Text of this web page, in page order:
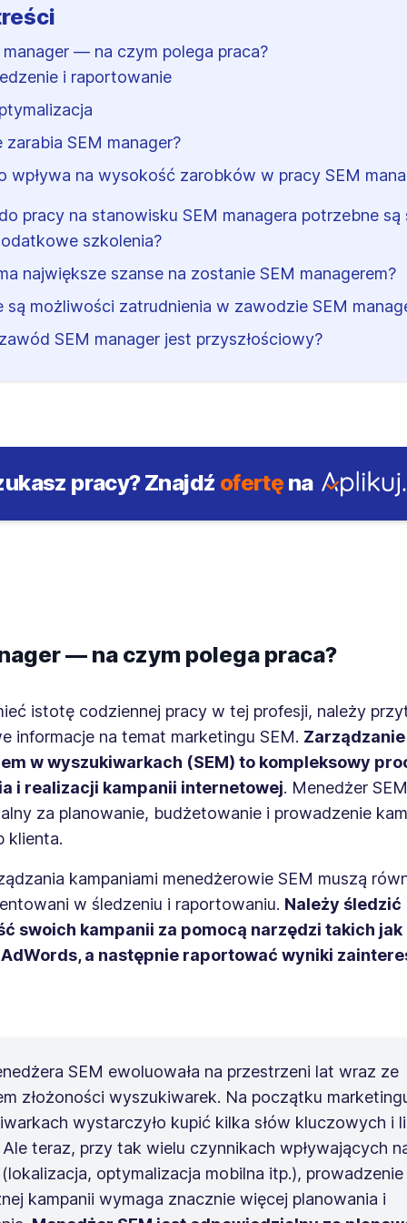
manager — na czym polega praca?
i raportowanie
zarabia SEM manager?
wpływa na wysokość zarobków w pracy SEM
pracy na stanowisku SEM managera potrzebne są
szkolenia?
największe szanse na zostanie SEM managerem?
są możliwości zatrudnienia w zawodzie SEM
SEM manager jest przyszłościowy?
pracy?Znajdź ofertę na
— na czym polega praca?
istotę codziennej pracy w tej profesji, należy
informacje na temat marketingu SEM. Zarządzanie
w wyszukiwarkach (SEM) to kompleksowy
i realizacji kampanii internetowej. Menedżer
za planowanie, budżetowanie i prowadzenie
klienta.
kampaniami menedżerowie SEM muszą
w śledzeniu i raportowaniu. Należy śledzić
swoich kampanii za pomocą narzędzi takich jak
a następnie raportować wyniki
SEM ewoluowała na przestrzeni lat wraz ze
złożoności wyszukiwarek. Na początku
wystarczyło kupić kilka słów kluczowych i
teraz, przy tak wielu czynnikach wpływających
optymalizacja mobilna itp.), prowadzenie
kampanii wymaga znacznie więcej planowania i